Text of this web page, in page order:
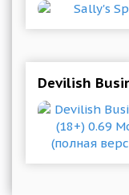
Devilish